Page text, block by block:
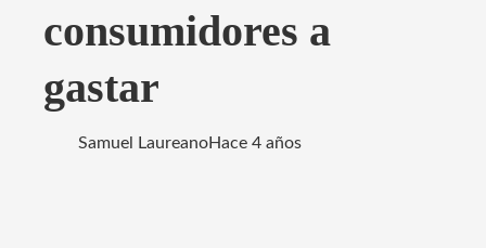
consumidores a
gastar
Samuel LaureanoHace 4 años